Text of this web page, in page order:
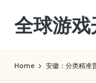
Skip
content
全球游戏
Home 安徽：分类精准